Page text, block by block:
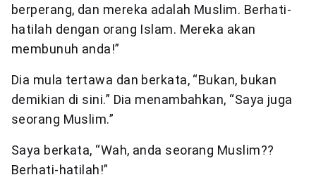
berperang, dan mereka adalah Muslim. Berhati-
hatilah dengan orang Islam. Mereka akan
membunuh anda!”
Dia mula tertawa dan berkata, “Bukan, bukan
demikian di sini.” Dia menambahkan, “Saya juga
seorang Muslim.”
Saya berkata, “Wah, anda seorang Muslim??
Berhati-hatilah!”